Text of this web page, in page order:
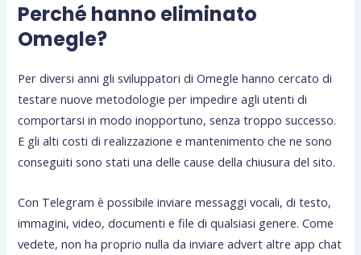
Perché hanno eliminato
Omegle?
Per diversi anni gli sviluppatori di Omegle hanno cercato di
testare nuove metodologie per impedire agli utenti di
comportarsi in modo inopportuno, senza troppo successo.
E gli alti costi di realizzazione e mantenimento che ne sono
conseguiti sono stati una delle cause della chiusura del sito.
Con Telegram è possibile inviare messaggi vocali, di testo,
immagini, video, documenti e file di qualsiasi genere. Come
vedete, non ha proprio nulla da inviare advert altre app chat